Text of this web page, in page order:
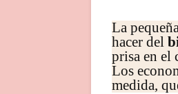
La
hacer del
prisa en el
Los
medida,